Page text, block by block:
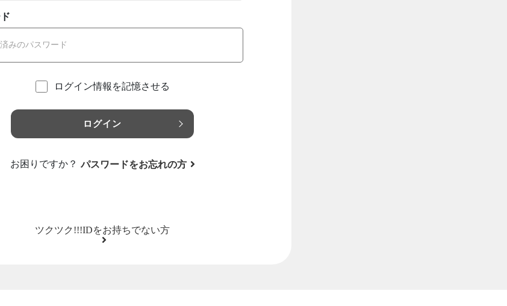
ログイン情報を記憶させる
ログイン
お困りですか？ パスワードをお忘れの方
ツクツク!!!IDをお持ちでない方